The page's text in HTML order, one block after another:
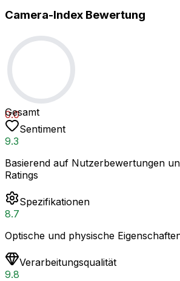
Camera-Index Bewertung
0.0
Gesamt
Sentiment
9.3
Basierend auf Nutzerbewertungen
Ratings
Spezifikationen
8.7
Optische und physische
Verarbeitungsqualität
9.8